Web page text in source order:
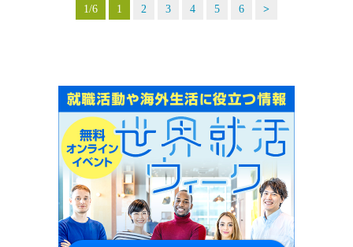
1/6 1 2 3 4 5 6 >